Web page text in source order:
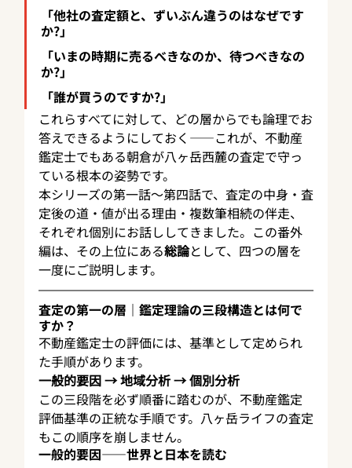
「他社の査定額と、ずいぶん違うのはなぜです
か?」
「いまの時期に売るべきなのか、待つべきなの
か?」
「誰が買うのですか?」
これらすべてに対して、どの層からでも論理でお
答えできるようにしておく——これが、不動産
鑑定士でもある朝倉が八ヶ岳西麓の査定で守っ
ている根本の姿勢です。
本シリーズの第一話〜第四話で、査定の中身・査
定後の道・値が出る理由・複数筆相続の伴走、
それぞれ個別にお話ししてきました。この番外
編は、その上位にある総論として、四つの層を
一度にご説明します。
査定の第一の層｜鑑定理論の三段構造とは何で
すか？
不動産鑑定士の評価には、基準として定められ
た手順があります。
一般的要因 → 地域分析 → 個別分析
この三段階を必ず順番に踏むのが、不動産鑑定
評価基準の正統な手順です。八ヶ岳ライフの査定
もこの順序を崩しません。
一般的要因——世界と日本を読む